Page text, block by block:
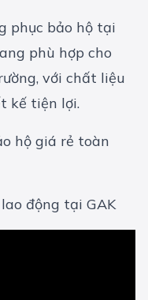
phục bảo hộ tại
phù hợp cho
với chất liệu
kế tiện lợi.
hộ giá rẻ toàn